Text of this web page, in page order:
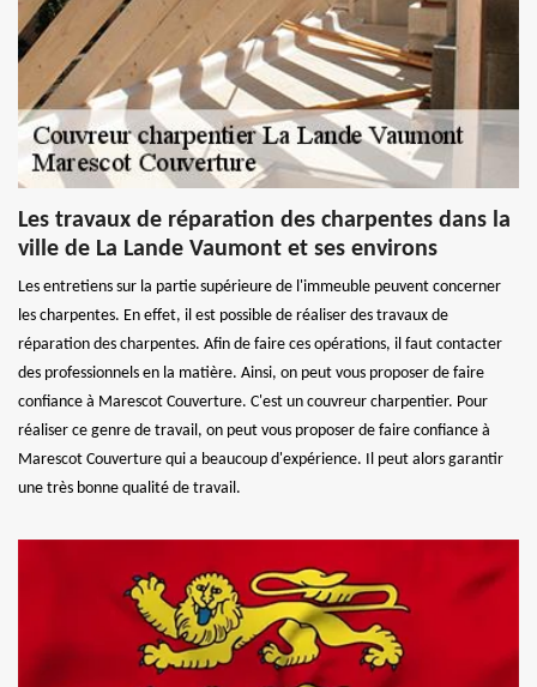
Les travaux de réparation des charpentes dans la
ville de La Lande Vaumont et ses environs
Les entretiens sur la partie supérieure de l'immeuble peuvent concerner
les charpentes. En effet, il est possible de réaliser des travaux de
réparation des charpentes. Afin de faire ces opérations, il faut contacter
des professionnels en la matière. Ainsi, on peut vous proposer de faire
confiance à Marescot Couverture. C'est un couvreur charpentier. Pour
réaliser ce genre de travail, on peut vous proposer de faire confiance à
Marescot Couverture qui a beaucoup d'expérience. Il peut alors garantir
une très bonne qualité de travail.